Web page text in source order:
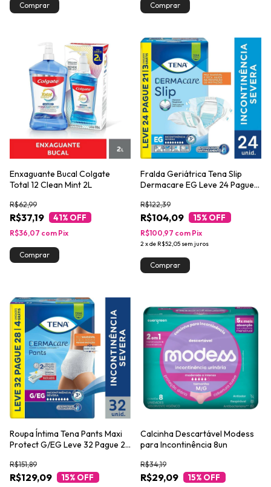
Enxaguante Bucal Colgate
Total 12 Clean Mint 2L
R$37,19
R$62,99
41% OFF
R$36,07 com Pix
Fralda Geriátrica Tena Slip
Dermacare EG Leve 24 Pague
R$104,09
R$122,39
15% OFF
2xde R$52,05 sem juros
R$100,97 com Pix
Roupa Íntima Tena Pants Maxi
Protect G/EG Leve 32 Pague 28
R$129,09
R$151,89
15% OFF
Calcinha Descartável Modess
para Incontinência 8un
R$29,09
R$34,19
15% OFF